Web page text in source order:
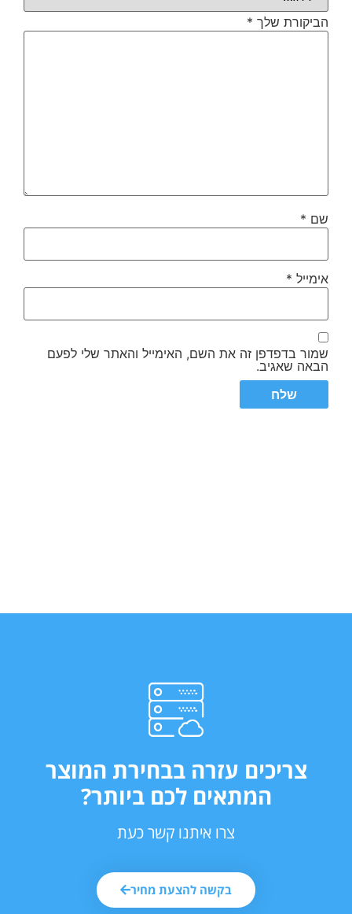
הביקורת שלך *
שם *
אימייל *
שמור בדפדפן זה את השם, האימייל והאתר שלי לפעם
הבאה שאגיב.
צריכים עזרה בבחירת המוצר
המתאים לכם ביותר?
צרו איתנו קשר כעת
בקשה להצעת מחיר